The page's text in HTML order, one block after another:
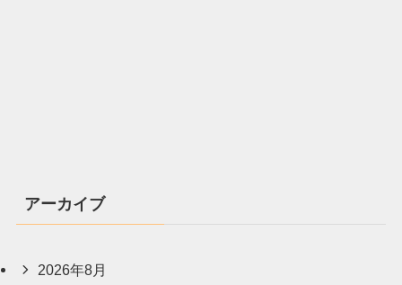
アーカイブ
2026年8月